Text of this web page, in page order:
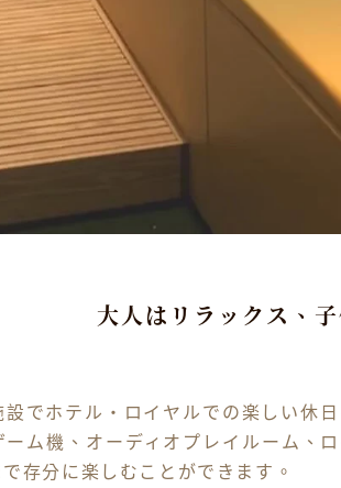
大人はリラックス、
でホテル・ロイヤルでの楽しい休
ム機、オーディオプレイルーム、
存分に楽しむことができます。